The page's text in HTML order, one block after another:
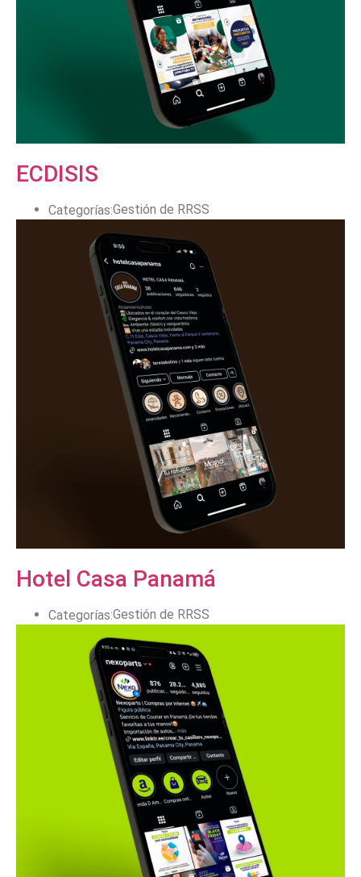
ECDISIS
Categorías:Gestión de RRSS
Hotel Casa Panamá
Categorías:Gestión de RRSS